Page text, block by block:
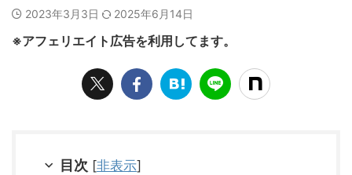
2023年3月3日 2025年6月14日
※アフェリエイト広告を利用してます。
目次 [非表示]